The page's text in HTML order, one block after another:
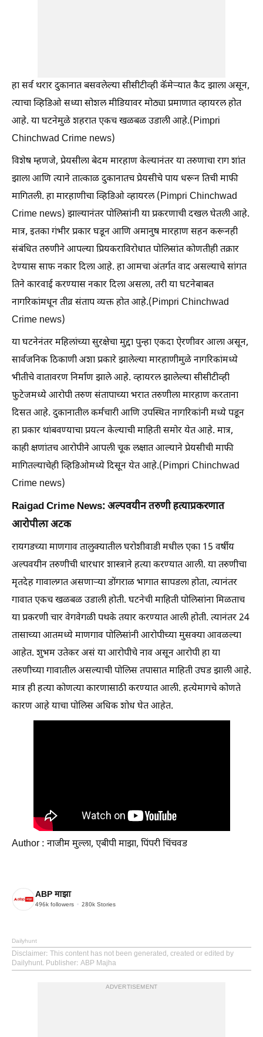
हा सर्व थरार दुकानात बसवलेल्या सीसीटीव्ही कॅमेऱ्यात कैद झाला असून,
त्याचा व्हिडिओ सध्या सोशल मीडियावर मोठ्या प्रमाणात व्हायरल होत
आहे. या घटनेमुळे शहरात एकच खळबळ उडाली आहे.(Pimpri
Chinchwad Crime news)
विशेष म्हणजे, प्रेयसीला बेदम मारहाण केल्यानंतर या तरुणाचा राग शांत
झाला आणि त्याने तात्काळ दुकानातच प्रेयसीचे पाय धरून तिची माफी
मागितली. हा मारहाणीचा व्हिडिओ व्हायरल (Pimpri Chinchwad
Crime news) झाल्यानंतर पोलिसांनी या प्रकरणाची दखल घेतली आहे.
मात्र, इतका गंभीर प्रकार घडून आणि अमानुष मारहाण सहन करूनही
संबंधित तरुणीने आपल्या प्रियकराविरोधात पोलिसांत कोणतीही तक्रार
देण्यास साफ नकार दिला आहे. हा आमचा अंतर्गत वाद असल्याचे सांगत
तिने कारवाई करण्यास नकार दिला असला, तरी या घटनेबाबत
नागरिकांमधून तीव्र संताप व्यक्त होत आहे.(Pimpri Chinchwad
Crime news)
या घटनेनंतर महिलांच्या सुरक्षेचा मुद्दा पुन्हा एकदा ऐरणीवर आला असून,
सार्वजनिक ठिकाणी अशा प्रकारे झालेल्या मारहाणीमुळे नागरिकांमध्ये
भीतीचे वातावरण निर्माण झाले आहे. व्हायरल झालेल्या सीसीटीव्ही
फुटेजमध्ये आरोपी तरुण संतापाच्या भरात तरुणीला मारहाण करताना
दिसत आहे. दुकानातील कर्मचारी आणि उपस्थित नागरिकांनी मध्ये पडून
हा प्रकार थांबवण्याचा प्रयत्न केल्याची माहिती समोर येत आहे. मात्र,
काही क्षणांतच आरोपीने आपली चूक लक्षात आल्याने प्रेयसीची माफी
मागितल्याचेही व्हिडिओमध्ये दिसून येत आहे.(Pimpri Chinchwad
Crime news)
Raigad Crime News: अल्पवयीन तरुणी हत्याप्रकरणात
आरोपीला अटक
रायगडच्या माणगाव तालुक्यातील घरोशीवाडी मधील एका 15 वर्षीय
अल्पवयीन तरुणीची धारधार शास्त्राने हत्या करण्यात आली. या तरुणीचा
मृतदेह गावालगत असणाऱ्या डोंगराळ भागात सापडला होता, त्यानंतर
गावात एकच खळबळ उडाली होती. घटनेची माहिती पोलिसांना मिळताच
या प्रकरणी चार वेगवेगळी पथके तयार करण्यात आली होती. त्यानंतर 24
तासाच्या आतमध्ये माणगाव पोलिसांनी आरोपीच्या मुसक्या आवळल्या
आहेत. शुभम उतेकर असं या आरोपीचे नाव असून आरोपी हा या
तरुणीच्या गावातील असल्याची पोलिस तपासात माहिती उघड झाली आहे.
मात्र ही हत्या कोणत्या कारणासाठी करण्यात आली. हत्येमागचे कोणते
कारण आहे याचा पोलिस अधिक शोध घेत आहेत.
Author : नाजीम मुल्ला, एबीपी माझा, पिंपरी चिंचवड
ABP माझा
496k followers 280k Stories
Dailyhunt
Disclaimer: This content has not been generated, created or edited by
Dailyhunt. Publisher: ABP Majha
ADVERTISEMENT